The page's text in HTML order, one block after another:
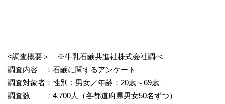
<調査概要＞ ※牛乳石鹸共進社株式会社調べ
調査内容 ：石鹸に関するアンケート
調査対象者：性別：男女／年齢：20歳～69歳
調査数 ：4,700人（各都道府県男女50名ずつ）